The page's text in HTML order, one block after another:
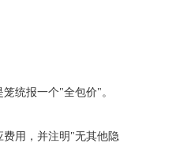
统报一个"全包价"。
费用，并注明"无其他隐